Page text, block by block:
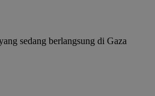
sedang berlangsung di Gaza